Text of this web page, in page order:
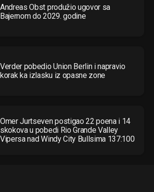
Andreas Obst produžio ugovor sa
Bajernom do 2029. godine
Verder pobedio Union Berlin i napravio
korak ka izlasku iz opasne zone
Omer Jurtseven postigao 22 poena i 14
skokova u pobedi Rio Grande Valley
Vipersa nad Windy City Bullsima 137:100